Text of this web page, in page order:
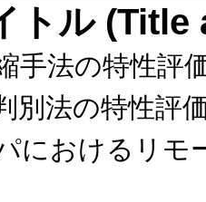
トル
手法の特性評
別法の特性評
におけるリ